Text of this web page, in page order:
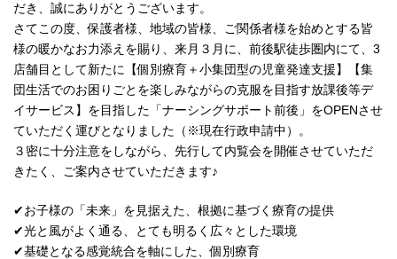
だき、誠にありがとうございます。
さてこの度、保護者様、地域の皆様、ご関係者様を始めとする皆
様の暖かなお力添えを賜り、来月３月に、前後駅徒歩圏内にて、3
店舗目として新たに【個別療育＋小集団型の児童発達支援】【集
団生活でのお困りごとを楽しみながらの克服を目指す放課後等デ
イサービス】を目指した「ナーシングサポート前後」をOPENさせ
ていただく運びとなりました（※現在行政申請中）。
３密に十分注意をしながら、先行して内覧会を開催させていただ
きたく、ご案内させていただきます♪
✔︎お子様の「未来」を見据えた、根拠に基づく療育の提供
✔︎光と風がよく通る、とても明るく広々とした環境
✔︎基礎となる感覚統合を軸にした、個別療育